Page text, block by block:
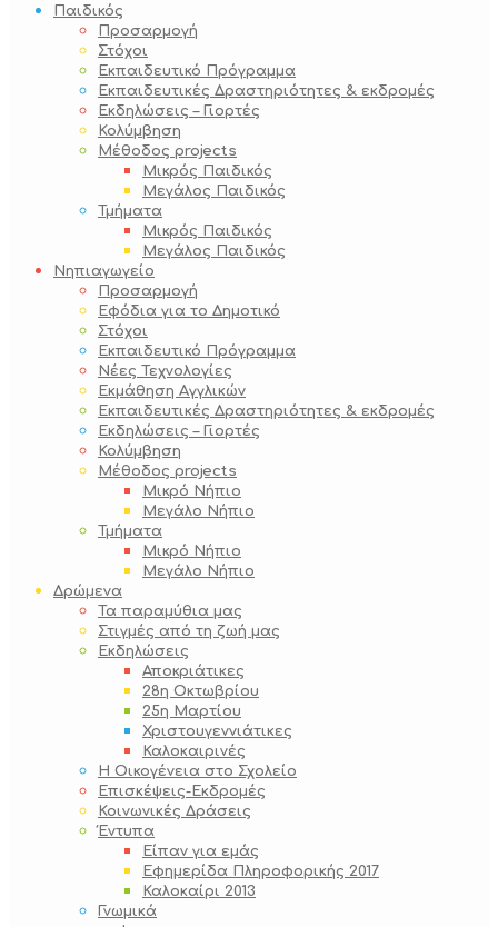
Παιδικός
Προσαρμογή
Στόχοι
Εκπαιδευτικό Πρόγραμμα
Εκπαιδευτικές Δραστηριότητες & εκδρομές
Εκδηλώσεις – Γιορτές
Κολύμβηση
Μέθοδος projects
Μικρός Παιδικός
Μεγάλος Παιδικός
Τμήματα
Μικρός Παιδικός
Μεγάλος Παιδικός
Νηπιαγωγείο
Προσαρμογή
Εφόδια για το Δημοτικό
Στόχοι
Εκπαιδευτικό Πρόγραμμα
Νέες Τεχνολογίες
Εκμάθηση Αγγλικών
Εκπαιδευτικές Δραστηριότητες & εκδρομές
Εκδηλώσεις – Γιορτές
Κολύμβηση
Μέθοδος projects
Μικρό Νήπιο
Μεγάλο Νήπιο
Τμήματα
Μικρό Νήπιο
Μεγάλο Νήπιο
Δρώμενα
Τα παραμύθια μας
Στιγμές από τη ζωή μας
Εκδηλώσεις
Αποκριάτικες
28η Οκτωβρίου
25η Μαρτίου
Χριστουγεννιάτικες
Καλοκαιρινές
Η Οικογένεια στο Σχολείο
Επισκέψεις-Εκδρομές
Κοινωνικές Δράσεις
Έντυπα
Είπαν για εμάς
Εφημερίδα Πληροφορικής 2017
Καλοκαίρι 2013
Γνωμικά